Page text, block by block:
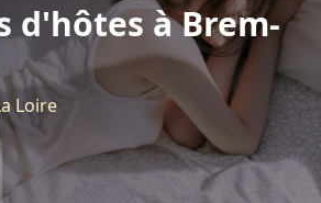
d'hôtes à Brem-
Loire